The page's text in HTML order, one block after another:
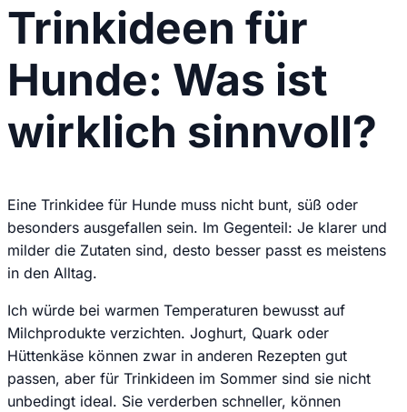
Trinkideen für
Hunde: Was ist
wirklich sinnvoll?
Eine Trinkidee für Hunde muss nicht bunt, süß oder
besonders ausgefallen sein. Im Gegenteil: Je klarer und
milder die Zutaten sind, desto besser passt es meistens
in den Alltag.
Ich würde bei warmen Temperaturen bewusst auf
Milchprodukte verzichten. Joghurt, Quark oder
Hüttenkäse können zwar in anderen Rezepten gut
passen, aber für Trinkideen im Sommer sind sie nicht
unbedingt ideal. Sie verderben schneller, können